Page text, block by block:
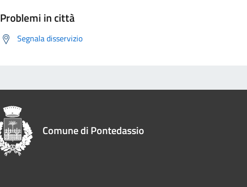
Problemi in città
Segnala disservizio
Comune di Pontedassio